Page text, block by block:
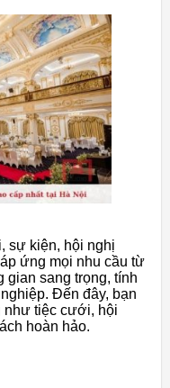
sự kiện, hội nghị
ứng mọi nhu cầu từ
sang trọng, tính
Đến đây, bạn
như tiệc cưới, hội
hoàn hảo.